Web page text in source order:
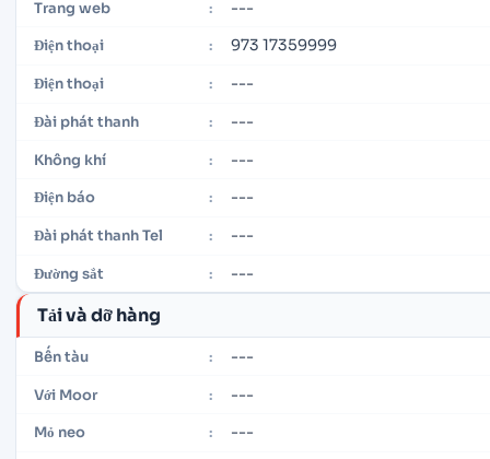
Trang web : ---
Điện thoại : 973 17359999
Điện thoại : ---
Đài phát thanh : ---
Không khí : ---
Điện báo : ---
Đài phát thanh Tel : ---
Đường sắt : ---
Tải và dỡ hàng
Bến tàu : ---
Với Moor : ---
Mỏ neo : ---